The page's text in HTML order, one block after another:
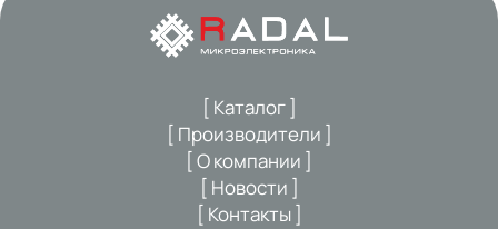
[ Каталог ]
[ Производители ]
[ О компании ]
[ Новости ]
[ Контакты ]